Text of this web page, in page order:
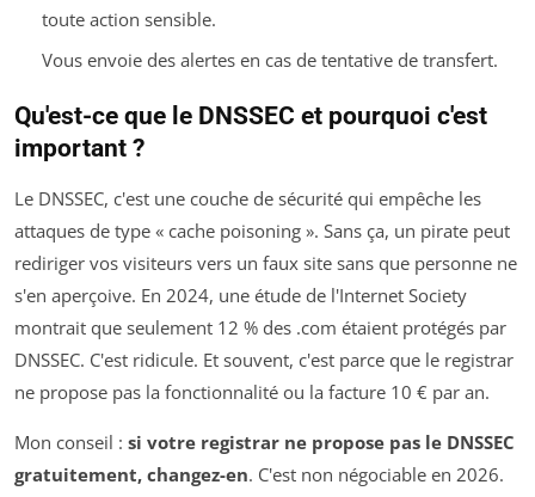
toute action sensible.
Vous envoie des alertes en cas de tentative de transfert.
Qu'est-ce que le DNSSEC et pourquoi c'est
important ?
Le DNSSEC, c'est une couche de sécurité qui empêche les
attaques de type « cache poisoning ». Sans ça, un pirate peut
rediriger vos visiteurs vers un faux site sans que personne ne
s'en aperçoive. En 2024, une étude de l'Internet Society
montrait que seulement 12 % des .com étaient protégés par
DNSSEC. C'est ridicule. Et souvent, c'est parce que le registrar
ne propose pas la fonctionnalité ou la facture 10 € par an.
Mon conseil : si votre registrar ne propose pas le DNSSEC
gratuitement, changez-en. C'est non négociable en 2026.